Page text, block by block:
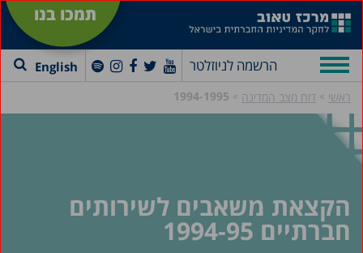
תמכו בנו
הרשמה לניוזלטר English
ראשי » דוח מצב המדינה »
1994-1995
הקצאת משאבים לשירותים
חברתיים 1994-95